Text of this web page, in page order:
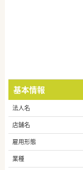
基本情報
法人名
店舗名
雇用形態
業種